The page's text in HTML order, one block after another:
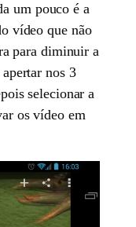
um pouco é a
vídeo que não
para diminuir a
nos 3
selecionar a
os vídeo em